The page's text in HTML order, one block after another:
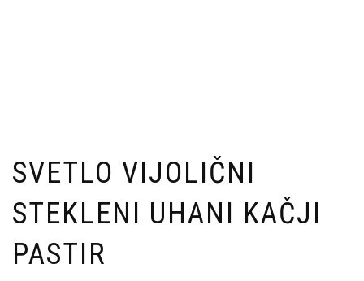
SVETLO VIJOLIČNI
STEKLENI UHANI KAČJI
PASTIR